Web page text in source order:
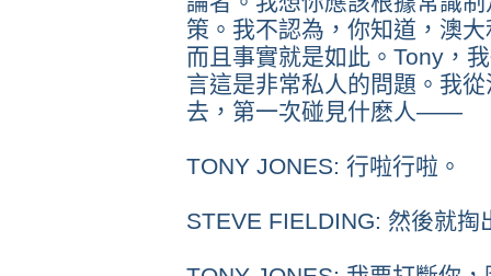
策。我不認為，你知道，澳
而且事實就是如此。Tony，
言這是非常私人的問題。我
去，第一次碰見什麽人——
TONY JONES: 行啦行啦。
STEVE FIELDING: 然後就掏